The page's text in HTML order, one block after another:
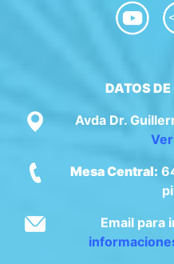
DATOS
Avda Dr.
Mesa Central:
Email para